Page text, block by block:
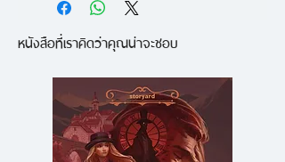
ขับเคลื่อนประวัติศาสตร์มนุษย์และ
การดำรงชีวิตในเชิงชีววิทยาไม่ว่าจะ
เป็นมิติของการกิน การดื่ม การ
สัมผัส ไปจนถึงความสุขทางเพศ
ฯลฯ การบริโภคเป็นทุกสิ่งทุกอย่าง
หนังสือที่เราคิดว่าคุณน่าจะชอบ